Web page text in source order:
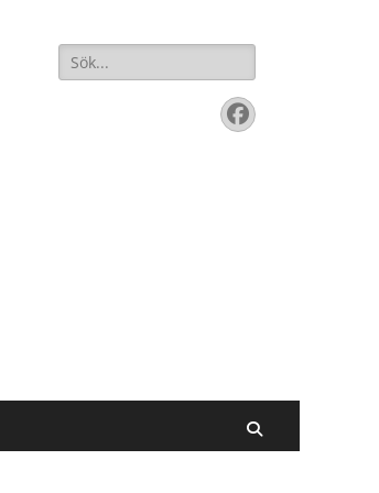
Sök
efter:
Facebook